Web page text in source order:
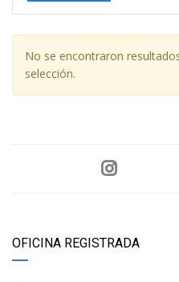
No se encontraron
selección.
OFICINA REGISTRADA